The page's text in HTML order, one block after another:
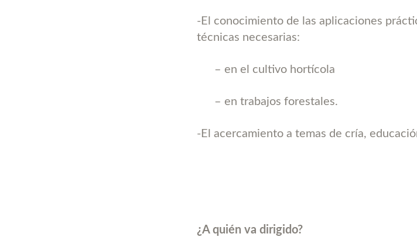
-El conocimiento de las aplicaciones
técnicas necesarias:
– en el cultivo hortícola
– en trabajos forestales.
-El acercamiento a temas de cría,
¿A quién va dirigido?